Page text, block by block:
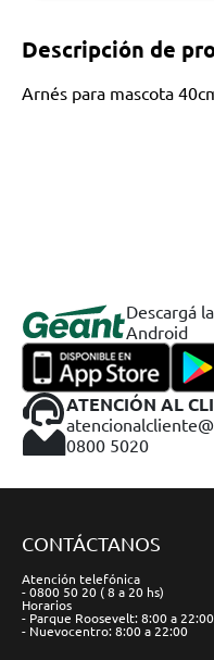
Descripción de
Arnés para mascota
Descargá
Android
ATENCIÓN AL
0800 5020
CONTÁCTANOS
Atención telefónica
- 0800 50 20 ( 8 a 20 hs)
Horarios
- Parque Roosevelt: 8:00 a 22:00
- Nuevocentro: 8:00 a 22:00